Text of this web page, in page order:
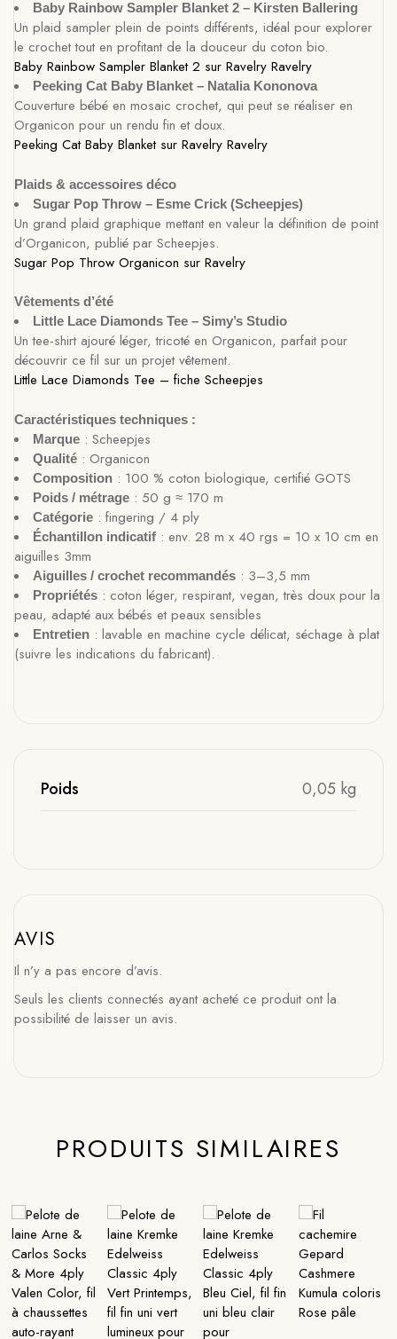
Baby Rainbow Sampler Blanket 2 – Kirsten Ballering
Un plaid sampler plein de points différents, idéal pour explorer
le crochet tout en profitant de la douceur du coton bio.
Baby Rainbow Sampler Blanket 2 sur Ravelry Ravelry
Peeking Cat Baby Blanket – Natalia Kononova
Couverture bébé en mosaic crochet, qui peut se réaliser en
Organicon pour un rendu fin et doux.
Peeking Cat Baby Blanket sur Ravelry Ravelry
Plaids & accessoires déco
Sugar Pop Throw – Esme Crick (Scheepjes)
Un grand plaid graphique mettant en valeur la définition de point
d’Organicon, publié par Scheepjes.
Sugar Pop Throw Organicon sur Ravelry
Vêtements d’été
Little Lace Diamonds Tee – Simy’s Studio
Un tee-shirt ajouré léger, tricoté en Organicon, parfait pour
découvrir ce fil sur un projet vêtement.
Little Lace Diamonds Tee – fiche Scheepjes
Caractéristiques techniques :
Marque : Scheepjes
Qualité : Organicon
Composition : 100 % coton biologique, certifié GOTS
Poids / métrage : 50 g ≈ 170 m
Catégorie : fingering / 4 ply
Échantillon indicatif : env. 28 m x 40 rgs = 10 x 10 cm en
aiguilles 3mm
Aiguilles / crochet recommandés : 3–3,5 mm
Propriétés : coton léger, respirant, vegan, très doux pour la
peau, adapté aux bébés et peaux sensibles
Entretien : lavable en machine cycle délicat, séchage à plat
(suivre les indications du fabricant).
Poids 0,05 kg
AVIS
Il n’y a pas encore d’avis.
Seuls les clients connectés ayant acheté ce produit ont la
possibilité de laisser un avis.
PRODUITS SIMILAIRES